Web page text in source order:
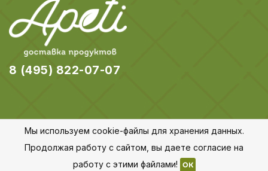
8 (495) 822-07-07
© 2018-2026 Apeti.ru,Карта сайта
Мы используем cookie-файлы для хранения данных.
Продолжая работу с сайтом, вы даете согласие на
работу с этими файлами!
OK